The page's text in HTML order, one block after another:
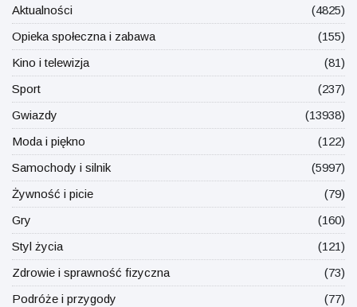
Aktualności
(4825)
Opieka społeczna i zabawa
(155)
Kino i telewizja
(81)
Sport
(237)
Gwiazdy
(13938)
Moda i piękno
(122)
Samochody i silnik
(5997)
Żywność i picie
(79)
Gry
(160)
Styl życia
(121)
Zdrowie i sprawność fizyczna
(73)
Podróże i przygody
(77)